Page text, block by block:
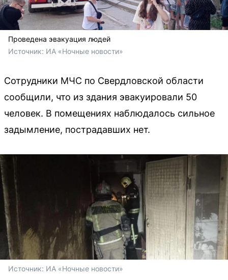
Проведена эвакуация людей
Источник: ИА «Ночные новости»
Сотрудники МЧС по Свердловской области
сообщили, что из здания эвакуировали 50
человек. В помещениях наблюдалось сильное
задымление, пострадавших нет.
Источник: ИА «Ночные новости»